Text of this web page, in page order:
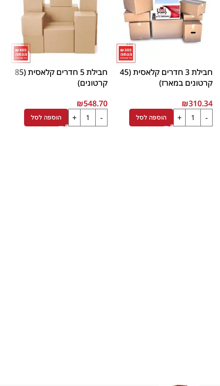
חבילת 3 חדרים קלאסית (45
קרטונים במארז)
₪310.34
הוספה לסל
חבילת 5 חדרים קלאסית (85
קרטונים)
₪548.70
הוספה לסל